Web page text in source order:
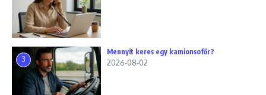
3
Mennyit keres egy kamionsofőr?
2026-08-02